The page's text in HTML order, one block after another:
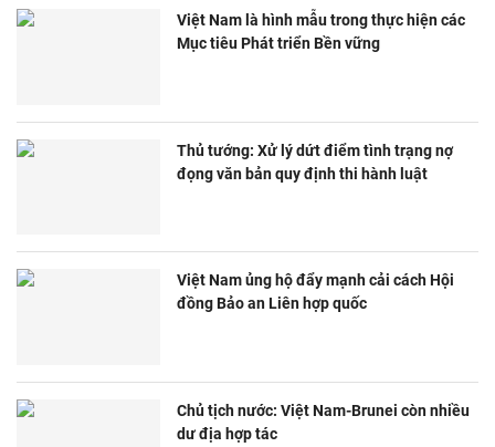
Việt Nam là hình mẫu trong thực hiện các
Mục tiêu Phát triển Bền vững
Thủ tướng: Xử lý dứt điểm tình trạng nợ
đọng văn bản quy định thi hành luật
Việt Nam ủng hộ đẩy mạnh cải cách Hội
đồng Bảo an Liên hợp quốc
Chủ tịch nước: Việt Nam-Brunei còn nhiều
dư địa hợp tác